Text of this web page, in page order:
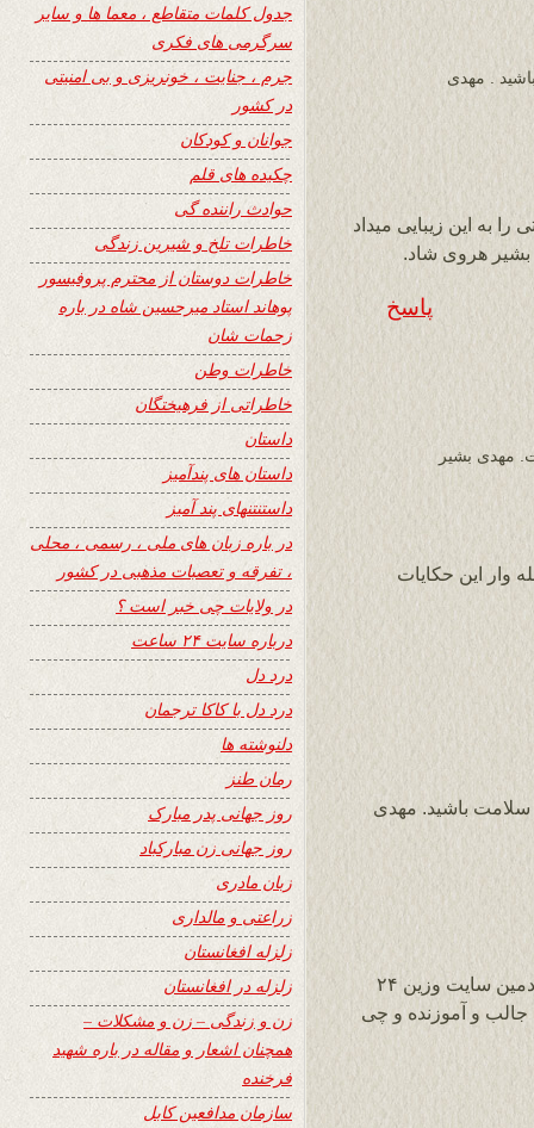
. مهدی
به این زیبایی میداد
بشیر هروی شاد.
پاسخ
مهدی بشیر
وار این حکایات
باشید. مهدی
درود به برادر محترم آقای محمد مهدی بشیر ادمین سایت وزین ۲۴
و آموزنده و چی
جدول کلمات متقاطع ، معما ها و سایر
سرگرمی های فکری
جرم ، جنایت ، خونریزی و بی امنیتی
در کشور
جوانان و کودکان
چکیده های قلم
حوادث راننده گی
خاطرات تلخ و شیرین زندگی
خاطرات دوستان از محترم پروفیسور
پوهاند استاد میرحسین شاه در باره
زحمات شان
خاطرات وطن
خاطراتی از فرهیختگان
داستان
داستان های پندآمیز
داستنتنهای پند آمیز
در باره زبان های ملی ، رسمی ، محلی
، تفرقه و تعصبات مذهبی در کشور
در ولایات چی خبر است ؟
درباره سایت ۲۴ ساعت
درد دل
درد دل با کاکا ترجمان
دلنوشته ها
رمان طنز
روز جهانی پدر مبارک
روز جهانی زن مبارکباد
زبان مادری
زراعتی و مالداری
زلزله افغانستان
زلزله در افغانستان
زن و زندگی – زن و مشکلات –
همچنان اشعار و مقاله در باره شهید
فرخنده
سازمان مدافعین کابل